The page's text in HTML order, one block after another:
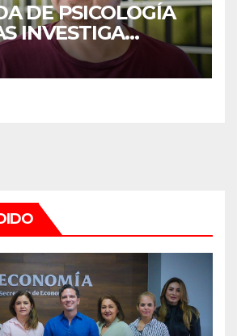
DE PSICOLOGÍA
INVESTIGA
Y
EN